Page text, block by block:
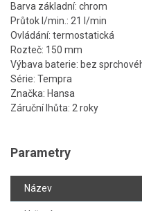
Barva základní: chrom
Průtok l/min.: 21 l/min
Ovládání: termostatická
Rozteč: 150 mm
Výbava baterie: bez
Série: Tempra
Značka: Hansa
Záruční lhůta: 2 roky
Parametry
Název